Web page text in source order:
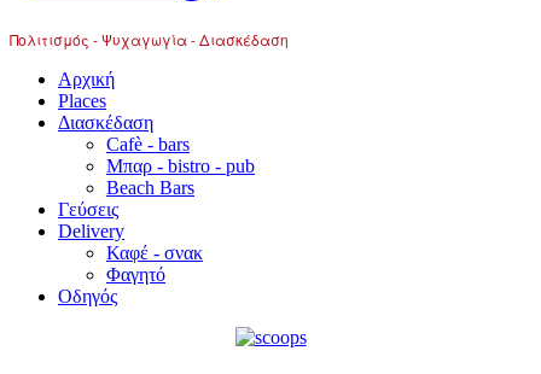
Πολιτισμός - Ψυχαγωγία - Διασκέδαση
Αρχική
Places
Διασκέδαση
Cafè - bars
Μπαρ - bistro - pub
Beach Bars
Γεύσεις
Delivery
Καφέ - σνακ
Φαγητό
Οδηγός